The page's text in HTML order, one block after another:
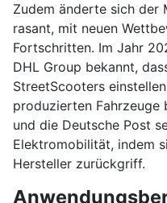
Zudem änderte sich der
rasant, mit neuen
Fortschritten. Im Jahr
DHL Group bekannt,
StreetScooters
produzierten Fahrzeuge
und die Deutsche Post
Elektromobilität, indem
Hersteller zurückgriff.